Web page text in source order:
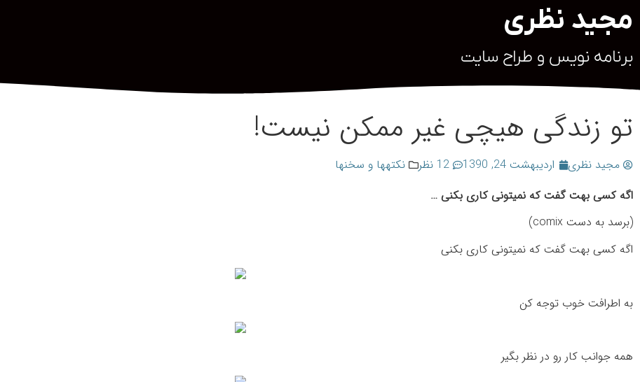
مجید نظری
برنامه نویس و طراح سایت
تو زندگی هیچی غیر ممکن نیست!
مجید نظری اردیبهشت 24, 1390 12 نظر
نکته‎ها و سخن‎ها
اگه کسی بهت گفت که نمیتونی کاری بکنی …
(برسد به دست comix)
اگه کسی بهت گفت که نمیتونی کاری بکنی
به اطرافت خوب توجه کن
همه جوانب کار رو در نظر بگیر